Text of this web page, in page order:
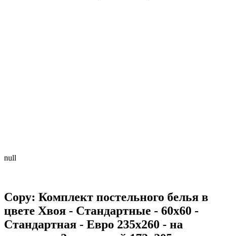
null
Copy: Комплект постельного белья в
цвете Хвоя - Стандартные - 60х60 -
Стандартная - Евро 235х260 - на